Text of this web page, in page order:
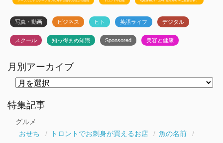
メープルエデュケーションのカナダ留学お役立ち情報 トロント不動産 Ayudanteの「GA4: 基本から学ぶ最新分析」
写真・動画 ビジネス ヒト 英語ライフ デジタル
スクール 知っ得まめ知識 Sponsored 美容と健康
月別アーカイブ
ー
カ
特集記事
グルメ
おせち
トロントでお刺身が買えるお店
魚の名前